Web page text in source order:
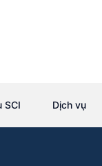
SCI Dịch vụ